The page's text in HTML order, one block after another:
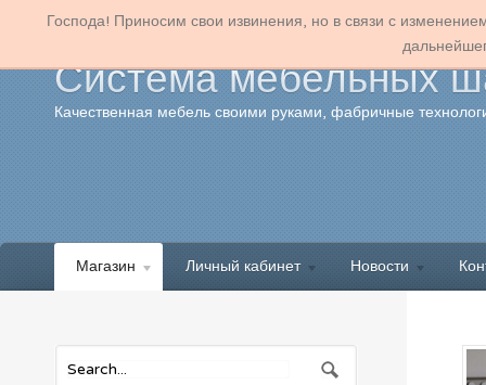
Система мебельных
Качественная мебель своими руками, фабричные
Магазин Личный кабинет Новости
Господа! Приносим свои извинения, но в связи с